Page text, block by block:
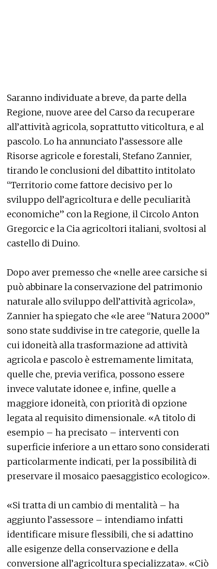
Saranno individuate a breve, da parte della
Regione, nuove aree del Carso da recuperare
all’attività agricola, soprattutto viticoltura, e al
pascolo. Lo ha annunciato l’assessore alle
Risorse agricole e forestali, Stefano Zannier,
tirando le conclusioni del dibattito intitolato
“Territorio come fattore decisivo per lo
sviluppo dell’agricoltura e delle peculiarità
economiche” con la Regione, il Circolo Anton
Gregorcic e la Cia agricoltori italiani, svoltosi al
castello di Duino.
Dopo aver premesso che «nelle aree carsiche si
può abbinare la conservazione del patrimonio
naturale allo sviluppo dell’attività agricola»,
Zannier ha spiegato che «le aree “Natura 2000”
sono state suddivise in tre categorie, quelle la
cui idoneità alla trasformazione ad attività
agricola e pascolo è estremamente limitata,
quelle che, previa verifica, possono essere
invece valutate idonee e, infine, quelle a
maggiore idoneità, con priorità di opzione
legata al requisito dimensionale. «A titolo di
esempio – ha precisato – interventi con
superficie inferiore a un ettaro sono considerati
particolarmente indicati, per la possibilità di
preservare il mosaico paesaggistico ecologico».
«Si tratta di un cambio di mentalità – ha
aggiunto l’assessore – intendiamo infatti
identificare misure flessibili, che si adattino
alle esigenze della conservazione e della
conversione all’agricoltura specializzata». «Ciò